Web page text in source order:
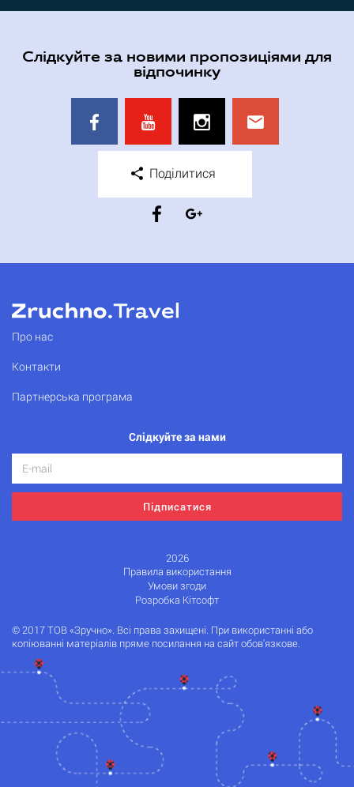
Слідкуйте за новими пропозиціями для
відпочинку
Поділитися
Про нас
Контакти
Партнерська програма
Слідкуйте за нами
Підписатися
2026
Правила використання
Умови згоди
Розробка Кітсофт
© 2017 ТОВ «Зручно». Всі права захищені. При використанні або
копіюванні матеріалів пряме посилання на сайт обов'язкове.